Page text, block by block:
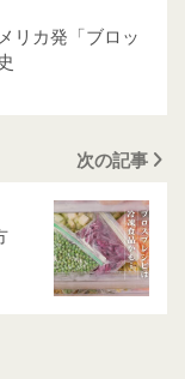
リカ発「ブロッ
次の記事